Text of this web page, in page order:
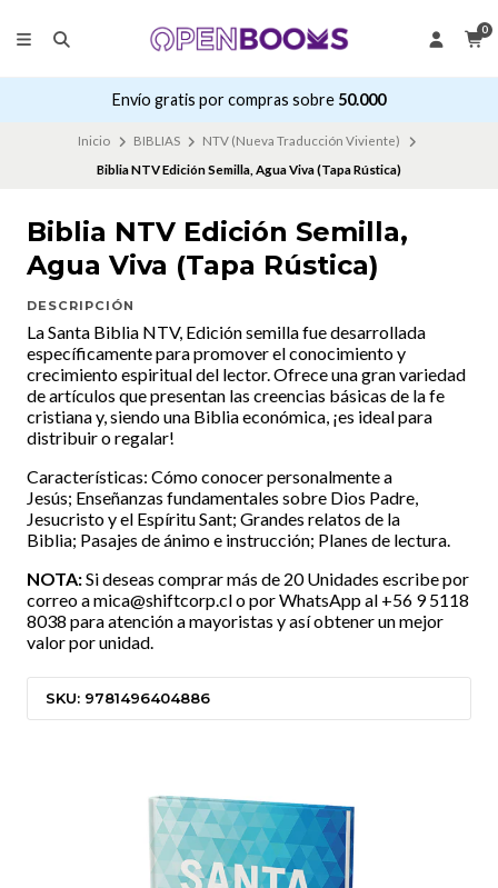
0
Envío gratis por compras sobre 50.000
Inicio BIBLIAS
NTV (Nueva Traducción Viviente)
Biblia NTV Edición Semilla, Agua Viva (Tapa Rústica)
Biblia NTV Edición Semilla,
Agua Viva (Tapa Rústica)
DESCRIPCIÓN
La Santa Biblia NTV, Edición semilla fue desarrollada
específicamente para promover el conocimiento y
crecimiento espiritual del lector. Ofrece una gran variedad
de artículos que presentan las creencias básicas de la fe
cristiana y, siendo una Biblia económica, ¡es ideal para
distribuir o regalar!
Características: Cómo conocer personalmente a
Jesús; Enseñanzas fundamentales sobre Dios Padre,
Jesucristo y el Espíritu Sant; Grandes relatos de la
Biblia; Pasajes de ánimo e instrucción; Planes de lectura.
NOTA:Si deseas comprar más de 20 Unidades escribe por
correo a mica@shiftcorp.cl o por WhatsApp al +56 9 5118
8038 para atención a mayoristas y así obtener un mejor
valor por unidad.
SKU: 9781496404886